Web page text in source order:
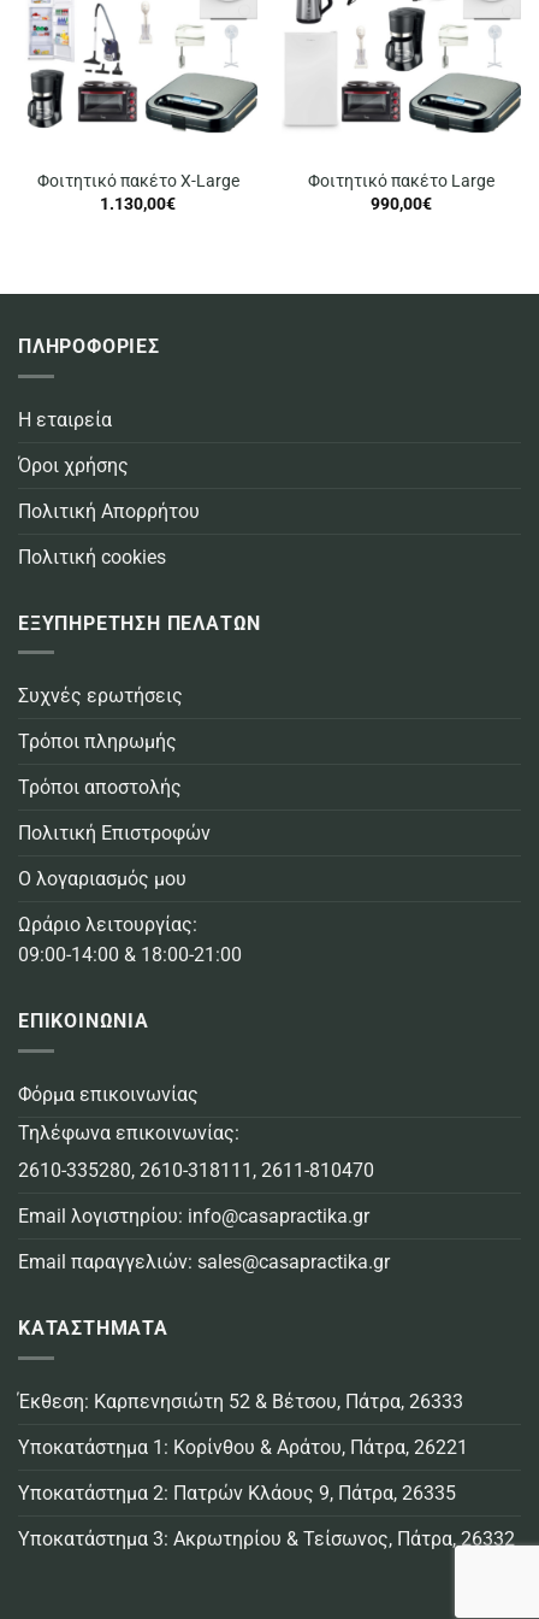
Φοιτητικό πακέτο X-Large
1.130,00€
Φοιτητικό πακέτο Large
990,00€
ΠΛΗΡΟΦΟΡΙΕΣ
Η εταιρεία
Όροι χρήσης
Πολιτική Απορρήτου
Πολιτική cookies
ΕΞΥΠΗΡΕΤΗΣΗ ΠΕΛΑΤΩΝ
Συχνές ερωτήσεις
Τρόποι πληρωμής
Τρόποι αποστολής
Πολιτική Επιστροφών
Ο λογαριασμός μου
Ωράριο λειτουργίας:
09:00-14:00 & 18:00-21:00
ΕΠΙΚΟΙΝΩΝΙΑ
Φόρμα επικοινωνίας
Τηλέφωνα επικοινωνίας:
2610-335280, 2610-318111 , 2611-810470
Email λογιστηρίου: info@casapractika.gr
Email παραγγελιών: sales@casapractika.gr
ΚΑΤΑΣΤΗΜΑΤΑ
Έκθεση: Καρπενησιώτη 52 & Βέτσου, Πάτρα, 26333
Υποκατάστημα 1: Κορίνθου & Αράτου, Πάτρα, 26221
Υποκατάστημα 2: Πατρών Κλάους 9, Πάτρα, 26335
Υποκατάστημα 3: Ακρωτηρίου & Τείσωνος, Πάτρα, 26332